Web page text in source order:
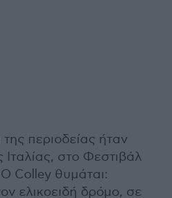
περιοδείας ήταν
στο Φεστιβάλ
Colley θυμάται:
ελικοειδή δρόμο, σε